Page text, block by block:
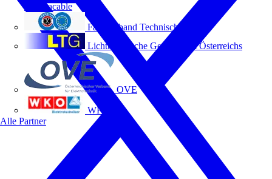
Europacable
Fachverband Technische Büros
Lichttechnische Gesellschaft Österreichs
OVE
WKO
Alle Partner